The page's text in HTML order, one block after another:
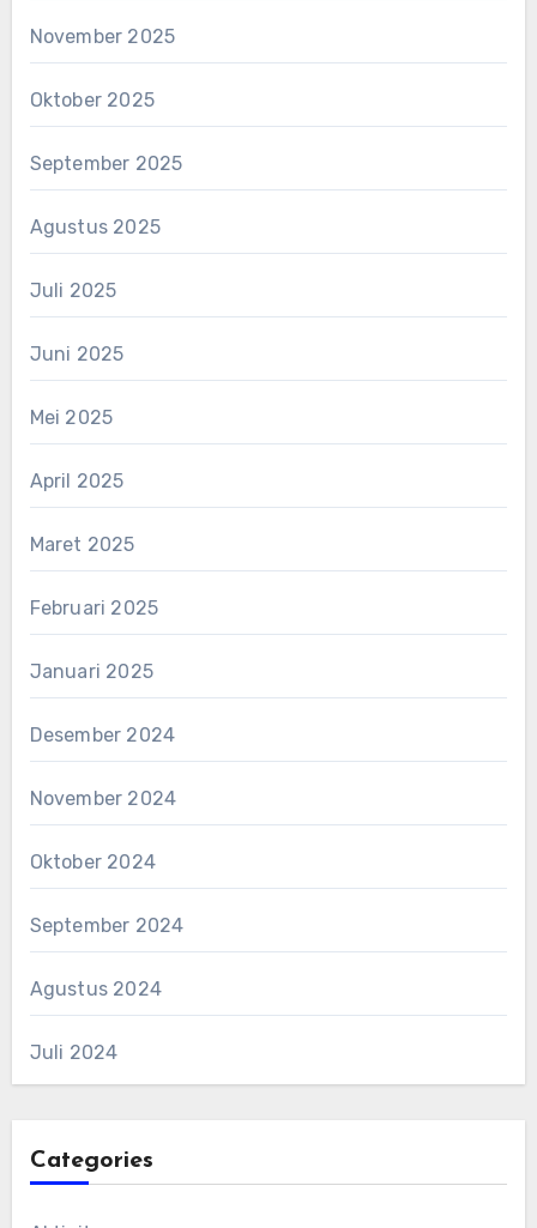
November 2025
Oktober 2025
September 2025
Agustus 2025
Juli 2025
Juni 2025
Mei 2025
April 2025
Maret 2025
Februari 2025
Januari 2025
Desember 2024
November 2024
Oktober 2024
September 2024
Agustus 2024
Juli 2024
Categories